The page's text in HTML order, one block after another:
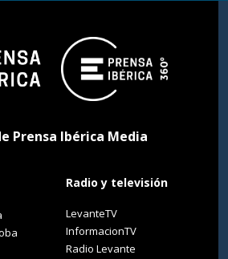
Prensa Ibérica Media
Radio y televisión
LevanteTV
InformacionTV
Radio Levante